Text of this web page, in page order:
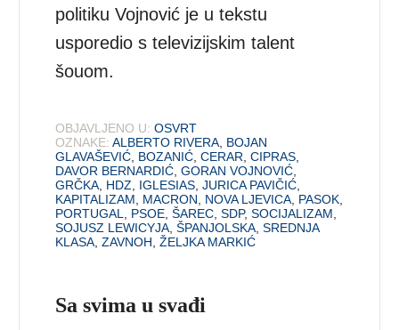
politiku Vojnović je u tekstu
usporedio s televizijskim talent
šouom.
OBJAVLJENO U: OSVRT
OZNAKE: ALBERTO RIVERA BOJAN
GLAVAŠEVIĆ BOZANIĆ ,CERAR ,CIPRAS
DAVOR BERNARDIĆ ,GORAN VOJNOVIĆ
GRČKA HDZ IGLESIAS ,JURICA PAVIČIĆ
KAPITALIZAM
MACRON NOVA LJEVICA PASOK
PORTUGAL
PSOE ,ŠAREC ,SDP,SOCIJALIZAM
SOJUSZ LEWICYJA ,ŠPANJOLSKA ,SREDNJA
KLASA ,ZAVNOH ,ŽELJKA MARKIĆ
Sa svima u svađi